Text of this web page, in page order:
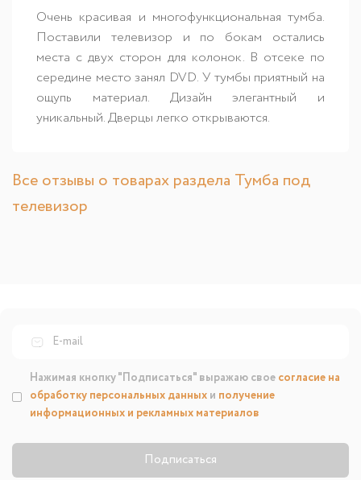
Очень красивая и многофункциональная тумба.
Поставили телевизор и по бокам остались
места с двух сторон для колонок. В отсеке по
середине место занял DVD. У тумбы приятный на
ощупь материал. Дизайн элегантный и
уникальный. Дверцы легко открываются.
Все отзывы о товарах раздела Тумба под
телевизор
Подписаться
Нажимая кнопку "Подписаться" выражаю свое согласие на
обработку персональных данных и получение
информационных и рекламных материалов